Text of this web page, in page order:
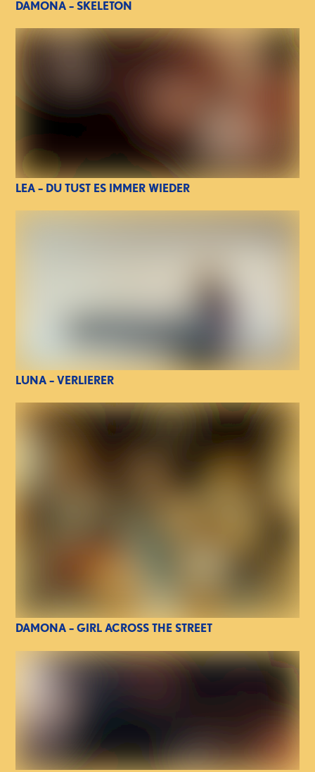
DAMONA – SKELETON
LEA – DU TUST ES IMMER WIEDER
LUNA – VERLIERER
DAMONA – GIRL ACROSS THE STREET